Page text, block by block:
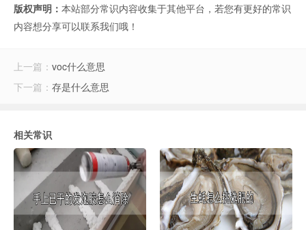
版权声明： 本站部分常识内容收集于其他平台，若您有更好的常识
内容想分享可以联系我们哦！
上一篇： voc什么意思
下一篇： 存是什么意思
相关常识